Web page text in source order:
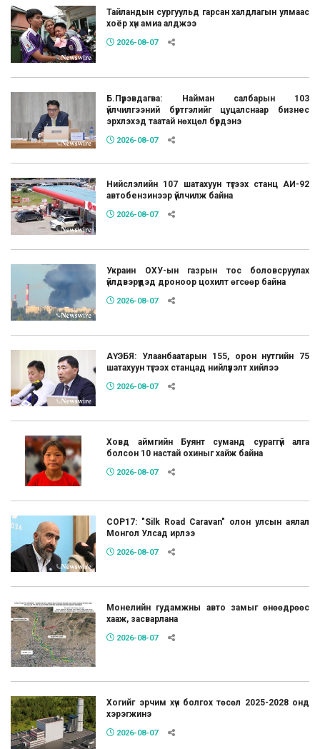
Тайландын сургуульд гарсан халдлагын улмаас
хоёр хүн амиа алджээ
2026-08-07
Б.Пүрэвдагва: Найман салбарын 103
үйлчилгээний бүртгэлийг цуцалснаар бизнес
эрхлэхэд таатай нөхцөл бүрдэнэ
2026-08-07
Нийслэлийн 107 шатахуун түгээх станц АИ-92
автобензинээр үйлчилж байна
2026-08-07
Украин ОХУ-ын газрын тос боловсруулах
үйлдвэрүүдэд дроноор цохилт өгсөөр байна
2026-08-07
АҮЭБЯ: Улаанбаатарын 155, орон нутгийн 75
шатахуун түгээх станцад нийлүүлэлт хийлээ
2026-08-07
Ховд аймгийн Буянт суманд сураггүй алга
болсон 10 настай охиныг хайж байна
2026-08-07
COP17: "Silk Road Caravan" олон улсын аялал
Монгол Улсад ирлээ
2026-08-07
Монелийн гудамжны авто замыг өнөөдрөөс
хааж, засварлана
2026-08-07
Хогийг эрчим хүч болгох төсөл 2025-2028 онд
хэрэгжинэ
2026-08-07